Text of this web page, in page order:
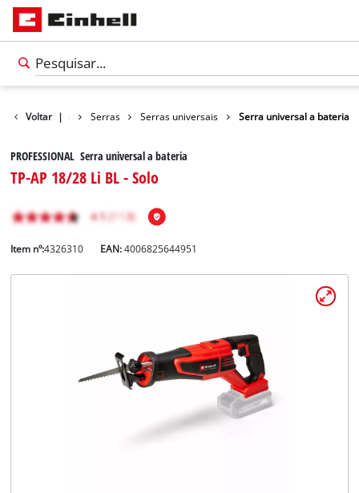
Voltar |
Bricolagem Serras Serras universais Serra universal a bateria
PROFESSIONAL Serra universal a bateria
TP-AP 18/28 Li BL - Solo
Item nº:4326310 EAN:4006825644951